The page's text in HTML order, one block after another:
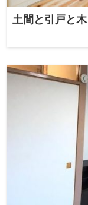
土間と引戸と